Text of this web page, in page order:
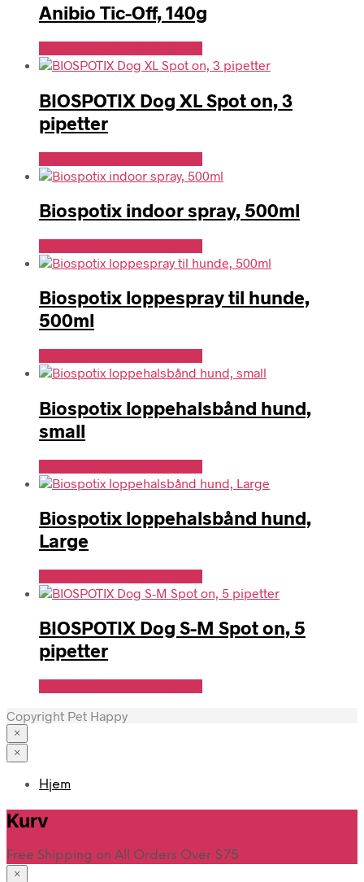
Anibio Tic-Off, 140g
BIOSPOTIX Dog XL Spot on, 3
pipetter
Biospotix indoor spray, 500ml
Biospotix loppespray til hunde,
500ml
Biospotix loppehalsbånd hund,
small
Biospotix loppehalsbånd hund,
Large
BIOSPOTIX Dog S-M Spot on, 5
pipetter
Copyright Pet Happy
×
×
Hjem
Kurv
Free Shipping on All Orders Over $75
×